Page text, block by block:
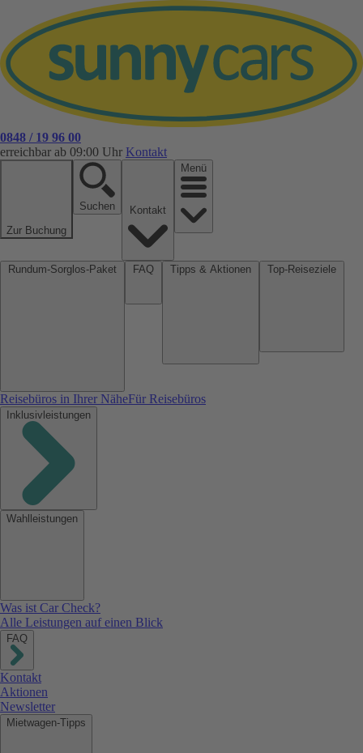
0848 / 19 96 00
erreichbar ab 09:00 Uhr Kontakt
Zur Buchung
Suchen
Menü
Reisebüros in Ihrer NäheFür Reisebüros
Inklusivleistungen
Wahlleistungen
Was ist Car Check?
Alle Leistungen auf einen Blick
FAQ
Kontakt
Aktionen
Newsletter
Mietwagen-Tipps